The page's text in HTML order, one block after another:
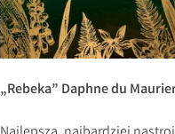
„Rebeka” Daphne du